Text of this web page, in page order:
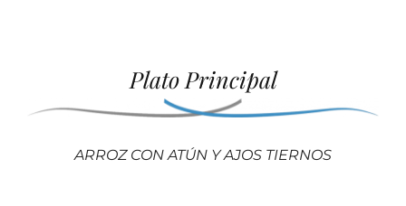
Plato Principal
ARROZ CON ATÚN Y AJOS TIERNOS